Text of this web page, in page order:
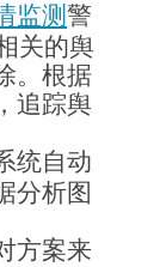
监测 警
关的舆
。根据
追踪舆
统自动
分析图
方案来